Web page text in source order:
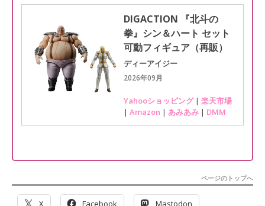
DIGACTION 『北斗の
拳』シン＆ハート セット
可動フィギュア（再販）
ディーアイジー
2026年09月
Yahooショッピング| 楽天市場
| Amazon | あみあみ | DMM
ページのトップへ
X Facebook Mastodon